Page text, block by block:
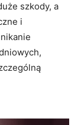
szkody, a
i